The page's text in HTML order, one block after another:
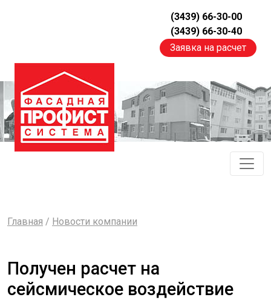
(3439) 66-30-00
(3439) 66-30-40
Заявка на расчет
Главная / Новости компании
Получен расчет на
сейсмическое воздействие